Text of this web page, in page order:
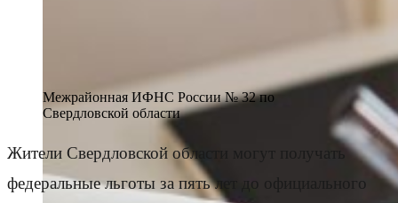
Межрайонная ИФНС России № 32 по
Свердловской области
Жители Свердловской области могут получать
федеральные льготы за пять лет до официального